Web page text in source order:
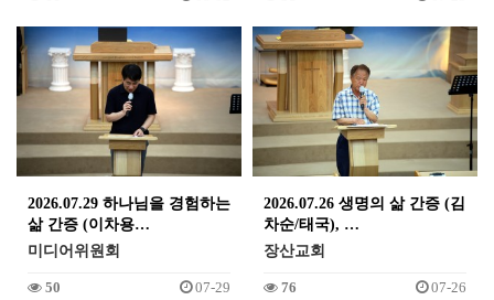
2026.07.29 하나님을 경험하는
삶 간증 (이차용…
미디어위원회
50 07-29
2026.07.26 생명의 삶 간증 (김
차순/태국), …
장산교회
76 07-26